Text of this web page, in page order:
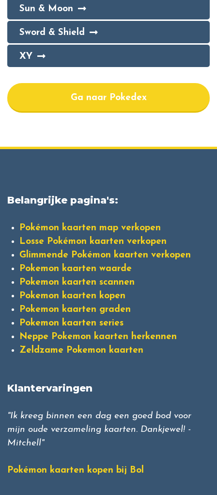
Sun & Moon
Sword & Shield
XY
Ga naar Pokedex
Belangrijke pagina's:
Pokémon kaarten map verkopen
Losse Pokémon kaarten verkopen
Glimmende Pokémon kaarten verkopen
Pokemon kaarten waarde
Pokemon kaarten scannen
Pokemon kaarten kopen
Pokemon kaarten graden
Pokemon kaarten series
Neppe Pokemon kaarten herkennen
Zeldzame Pokemon kaarten
Klantervaringen
"Ik kreeg binnen een dag een goed bod voor
mijn oude verzameling kaarten. Dankjewel! -
Mitchell"
Pokémon kaarten kopen bij Bol